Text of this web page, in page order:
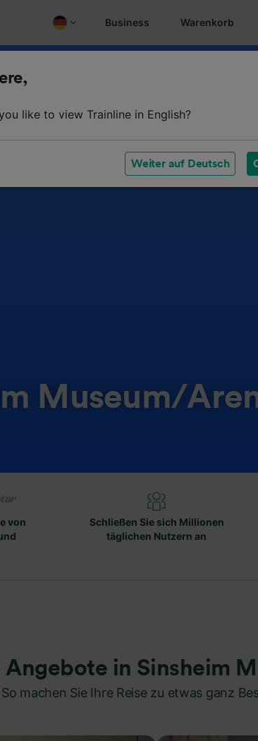
Business Warenkorb
Museum/
von
Schließen Sie sich Millionen
täglichen Nutzern an
Angebote in Sinsheim
So machen Sie Ihre Reise zu etwas ganz
like to view Trainline in English?
Weiter auf Deutsch